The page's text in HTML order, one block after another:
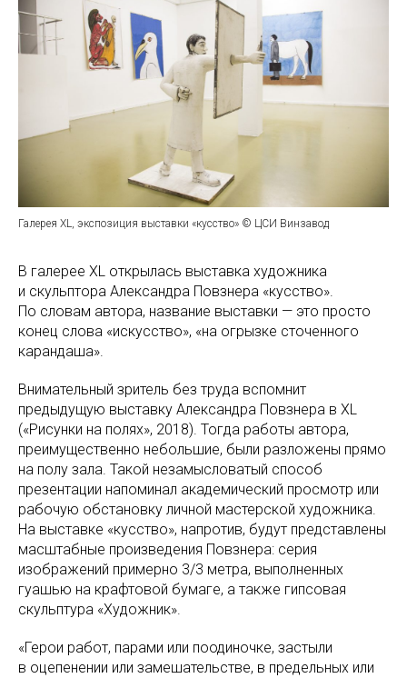
Галерея XL, экспозиция выставки «кусство» © ЦСИ Винзавод
В галерее XL открылась выставка художника
и скульптора Александра Повзнера «кусство».
По словам автора, название выставки — это просто
конец слова «искусство», «на огрызке сточенного
карандаша».
Внимательный зритель без труда вспомнит
предыдущую выставку Александра Повзнера в XL
(«Рисунки на полях», 2018). Тогда работы автора,
преимущественно небольшие, были разложены прямо
на полу зала. Такой незамысловатый способ
презентации напоминал академический просмотр или
рабочую обстановку личной мастерской художника.
На выставке «кусство», напротив, будут представлены
масштабные произведения Повзнера: серия
изображений примерно 3/3 метра, выполненных
гуашью на крафтовой бумаге, а также гипсовая
скульптура «Художник».
«Герои работ, парами или поодиночке, застыли
в оцепенении или замешательстве, в предельных или